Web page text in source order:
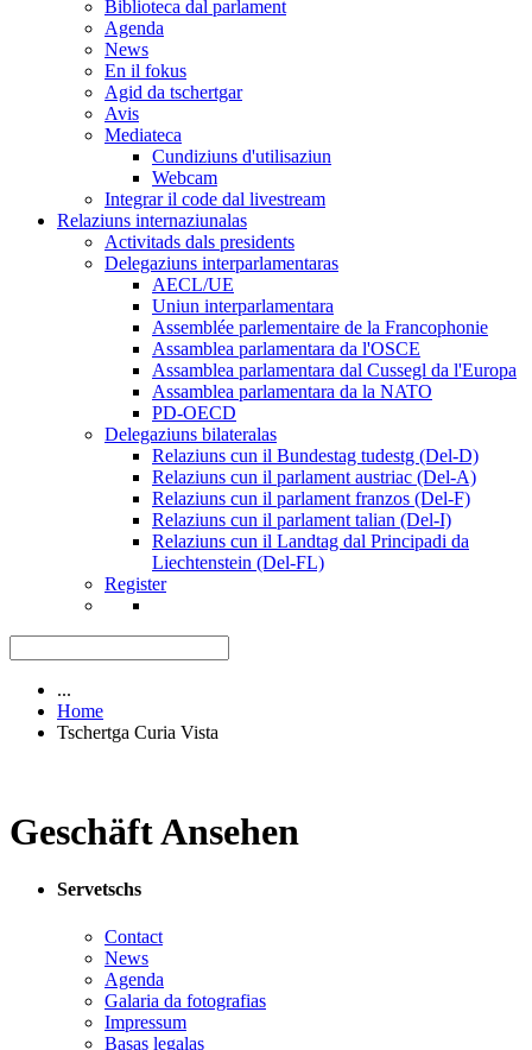
Biblioteca dal parlament
Agenda
News
En il fokus
Agid da tschertgar
Avis
Mediateca
Cundiziuns d'utilisaziun
Webcam
Integrar il code dal livestream
Relaziuns internaziunalas
Activitads dals presidents
Delegaziuns interparlamentaras
AECL/UE
Uniun interparlamentara
Assemblée parlementaire de la Francophonie
Assamblea parlamentara da l'OSCE
Assamblea parlamentara dal Cussegl da l'Europa
Assamblea parlamentara da la NATO
PD-OECD
Delegaziuns bilateralas
Relaziuns cun il Bundestag tudestg (Del-D)
Relaziuns cun il parlament austriac (Del-A)
Relaziuns cun il parlament franzos (Del-F)
Relaziuns cun il parlament talian (Del-I)
Relaziuns cun il Landtag dal Principadi da
Liechtenstein (Del-FL)
Register
...
Home
Tschertga Curia Vista
Geschäft Ansehen
Servetschs
Contact
News
Agenda
Galaria da fotografias
Impressum
Basas legalas